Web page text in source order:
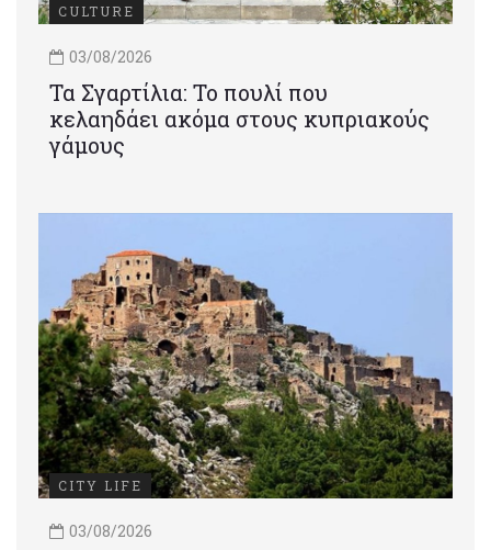
CULTURE
03/08/2026
Τα Σγαρτίλια: Το πουλί που
κελαηδάει ακόμα στους κυπριακούς
γάμους
CITY LIFE
03/08/2026